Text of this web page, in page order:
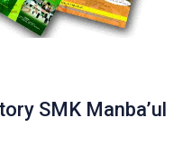
SMK Manba’ul